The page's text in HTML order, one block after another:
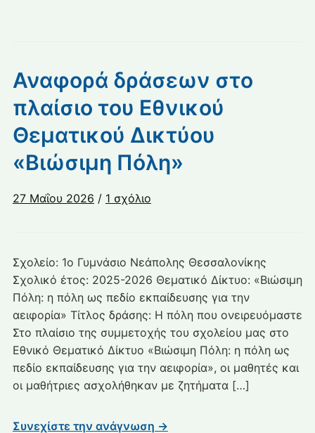
Αναφορά δράσεων στο
πλαίσιο του Εθνικού
Θεματικού Δικτύου
«Βιώσιμη Πόλη»
27 Μαΐου 2026 / 1 σχόλιοστο
πλαίσιο
του
Εθνικού
Θεματικού
Δικτύου
«Βιώσιμη
Πόλη»
Σχολείο: 1ο Γυμνάσιο Νεάπολης Θεσσαλονίκης
Σχολικό έτος: 2025-2026 Θεματικό Δίκτυο: «Βιώσιμη
Πόλη: η πόλη ως πεδίο εκπαίδευσης για την
αειφορία» Τίτλος δράσης: Η πόλη που ονειρευόμαστε
Στο πλαίσιο της συμμετοχής του σχολείου μας στο
Εθνικό Θεματικό Δίκτυο «Βιώσιμη Πόλη: η πόλη ως
πεδίο εκπαίδευσης για την αειφορία», οι μαθητές και
οι μαθήτριες ασχολήθηκαν με ζητήματα […]
Συνεχίστε την ανάγνωση →